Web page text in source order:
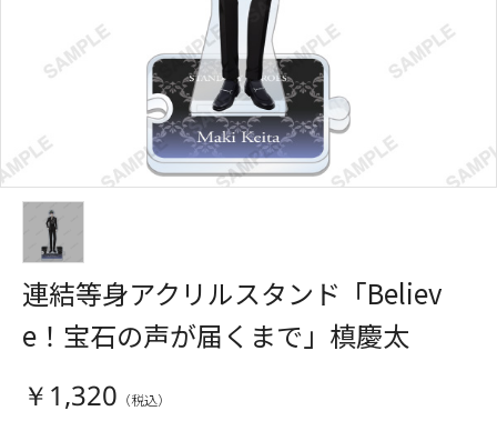
連結等身アクリルスタンド「Believ
e！宝石の声が届くまで」槙慶太
￥1,320